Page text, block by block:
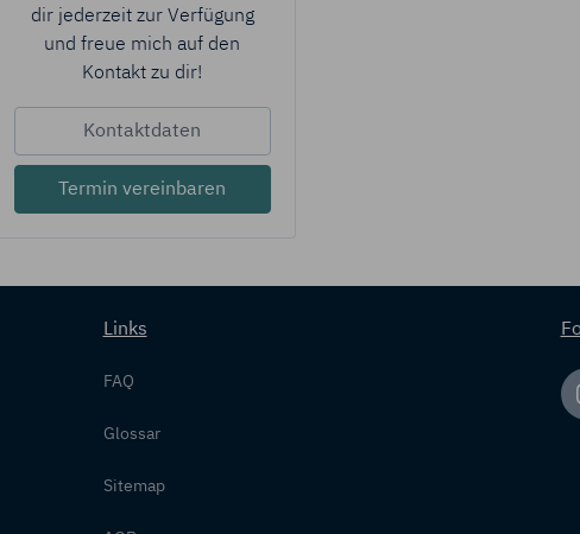
dir jederzeit zur Verfügung
und freue mich auf den
Kontakt zu dir!
Kontaktdaten
Termin vereinbaren
Links
FAQ
Glossar
Sitemap